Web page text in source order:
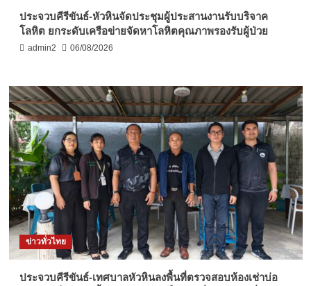
ประจวบคีรีขันธ์-หัวหินจัดประชุมผู้ประสานงานรับบริจาค
โลหิต ยกระดับเครือข่ายจัดหาโลหิตคุณภาพรองรับผู้ป่วย
admin2 06/08/2026
ข่าวทั่วไทย
ประจวบคีรีขันธ์-เทศบาลหัวหินลงพื้นที่ตรวจสอบห้องเช่าบ่อ